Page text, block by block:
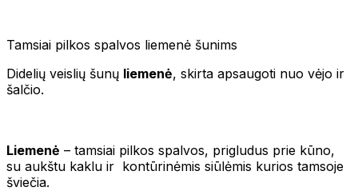
Tamsiai pilkos spalvos liemenė šunims
Didelių veislių šunų liemenė, skirta apsaugoti nuo vėjo ir
šalčio.
Liemenė – tamsiai pilkos spalvos, prigludus prie kūno,
su aukštu kaklu ir kontūrinėmis siūlėmis kurios tamsoje
šviečia.